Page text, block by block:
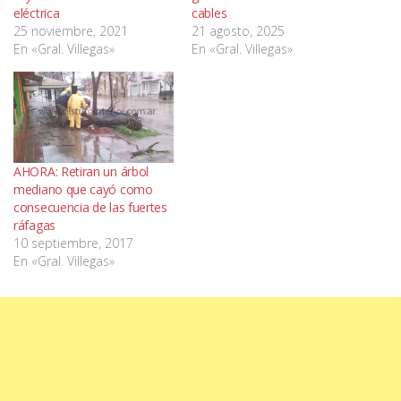
eléctrica
25 noviembre, 2021
En «Gral. Villegas»
cables
21 agosto, 2025
En «Gral. Villegas»
AHORA: Retiran un árbol
mediano que cayó como
consecuencia de las fuertes
ráfagas
10 septiembre, 2017
En «Gral. Villegas»